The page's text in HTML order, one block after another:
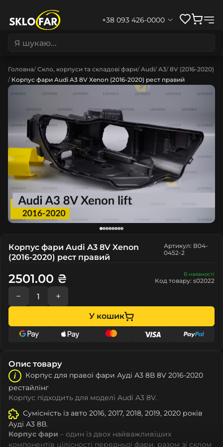
+38 093 426-0000
Головна Скло, корпуси та складові фари Audi A3 8V (2016-2020)
Корпус фари Audi A3 8V Xenon (2016-2020) рест правий
Корпус фари Audi A3 8V Xenon
(2016-2020) рест правий
Артикул: B04-
0452-2
В наявності
Код товару: s02022
2501.00 ₴
− +
У кошик
Опис товару
Корпус для правої фари Ауді А3 8В 8V 2016-2020
рестайлінг
Корпус підходить для моделі Audi A3 8V.
Сумісність із авто 2016, 2017, 2018, 2019, 2020 років
Ауді А3 8В.
Корпус фари – один із двох найважливіших
компонентів цілісності передньої фари, разом зі склом